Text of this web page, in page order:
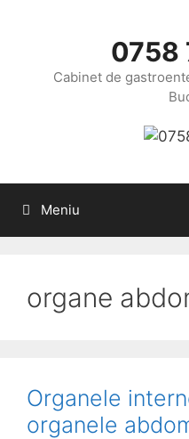
0758
Cabinet de
Meniu
organe
Organele
organele